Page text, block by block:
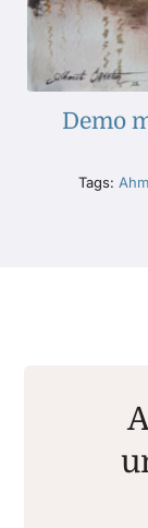
Demo
Tags: